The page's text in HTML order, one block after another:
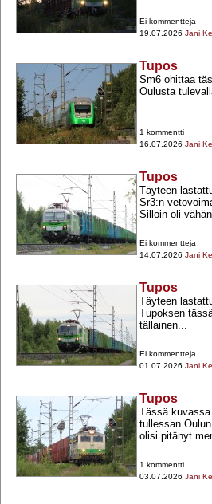
Ei kommentteja
19.07.2026 Jani
Tupos
Sm6 ohittaa
Oulusta
1 kommentti
16.07.2026 Jani
Tupos
Täyteen
Sr3:n
Silloin oli
Ei kommentteja
14.07.2026 Jani
Tupos
Täyteen
Tupoksen
tällainen...
Ei kommentteja
01.07.2026 Jani
Tupos
Tässä
tullessan
olisi pitänyt
1 kommentti
03.07.2026 Jani